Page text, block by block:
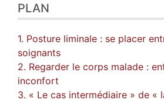
PLAN
1. Posture liminale : se placer
soignants
2. Regarder le corps malade :
inconfort
3. « Le cas intermédiaire » de «